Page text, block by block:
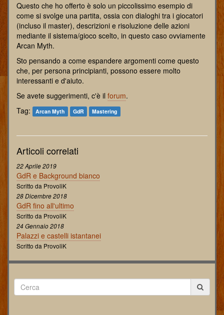
Questo che ho offerto è solo un piccolissimo esempio di
come si svolge una partita, ossia con dialoghi tra i giocatori
(incluso il master), descrizioni e risoluzione delle azioni
mediante il sistema/gioco scelto, in questo caso ovviamente
Arcan Myth.
Sto pensando a come espandere argomenti come questo
che, per persona principianti, possono essere molto
interessanti e d'aiuto.
Se avete suggerimenti, c'è il forum.
Tag:
Arcan Myth GdR Mastering
Articoli correlati
22 Aprile 2019
GdR e Background bianco
Scritto da ProvoliK
28 Dicembre 2018
GdR fino all'ultimo
Scritto da ProvoliK
24 Gennaio 2018
Palazzi e castelli istantanei
Scritto da ProvoliK